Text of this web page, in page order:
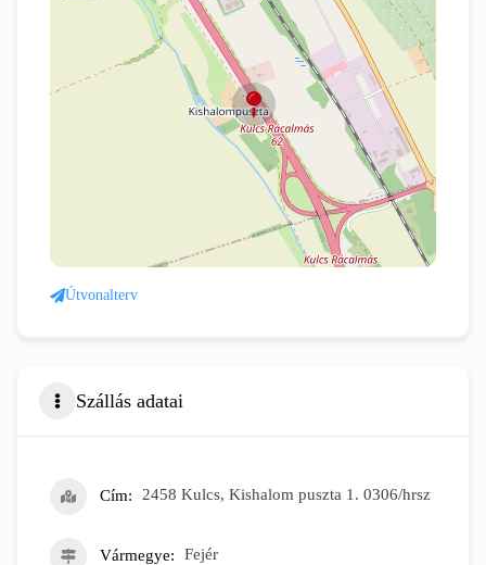
Útvonalterv
Szállás adatai
Cím 2458 Kulcs, Kishalom puszta 1. 0306/hrsz
Vármegye Fejér